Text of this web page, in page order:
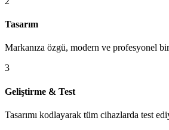
Tasarım
Markanıza özgü, modern ve profesyonel bir
3
Geliştirme & Test
Tasarımı kodlayarak tüm cihazlarda test